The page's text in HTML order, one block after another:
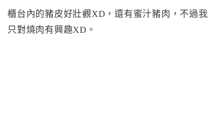
櫃台內的豬皮好壯觀XD，還有蜜汁豬肉，不過我
只對燒肉有興趣XD。